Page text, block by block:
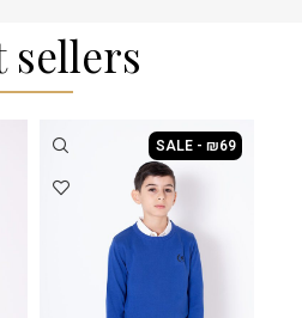
sellers
SALE - ₪69